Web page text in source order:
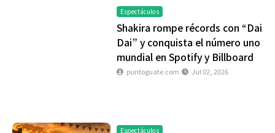
Espectáculos
Shakira rompe récords con “Dai
Dai” y conquista el número uno
mundial en Spotify y Billboard
puntoguate.com Jul 02, 2026
Espectáculos